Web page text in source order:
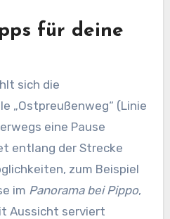
für deine
sich die
„Ostpreußenweg“ (Linie
eine Pause
entlang der Strecke
zum Beispiel
im Panorama bei Pippo,
Aussicht serviert